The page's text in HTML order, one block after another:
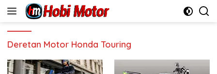
Deretan Motor Honda Touring